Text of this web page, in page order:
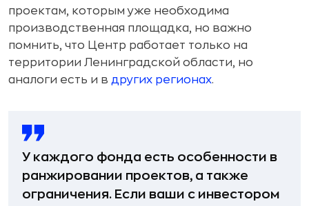
проектам, которым уже необходима
производственная площадка, но важно
помнить, что Центр работает только на
территории Ленинградской области, но
аналоги есть и в других регионах.
У каждого фонда есть особенности в
ранжировании проектов, а также
ограничения. Если ваши с инвестором